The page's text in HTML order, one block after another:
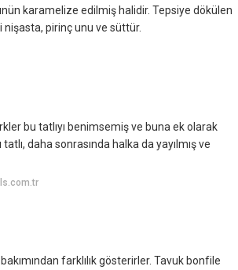
karamelize edilmiş halidir. Tepsiye dökülen
pirinç unu ve süttür.
bu tatlıyı benimsemiş ve buna ek olarak
daha sonrasında halka da yayılmış ve
farklılık gösterirler. Tavuk bonfile